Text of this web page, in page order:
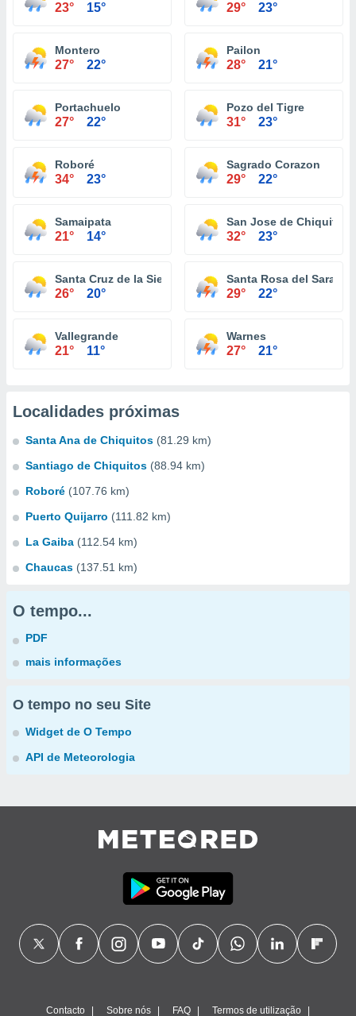
23° 15° 29° 23°
Montero
27° 22°
Pailon
28° 21°
Portachuelo
27° 22°
Pozo del Tigre
31° 23°
Roboré
34° 23°
Sagrado Corazon
29° 22°
Samaipata
21° 14°
San Jose de Chiquitos
32° 23°
Santa Cruz de la Sierra
26° 20°
Santa Rosa del Sara
29° 22°
Vallegrande
21° 11°
Warnes
27° 21°
Localidades próximas
Santa Ana de Chiquitos (81.29 km)
Santiago de Chiquitos (88.94 km)
Roboré (107.76 km)
Puerto Quijarro (111.82 km)
La Gaiba (112.54 km)
Chaucas (137.51 km)
O tempo...
PDF
mais informações
O tempo no seu Site
Widget de O Tempo
API de Meteorologia
Contacto Sobre nós FAQ Termos de utilização